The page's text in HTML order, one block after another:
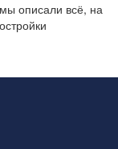
описали всё, на